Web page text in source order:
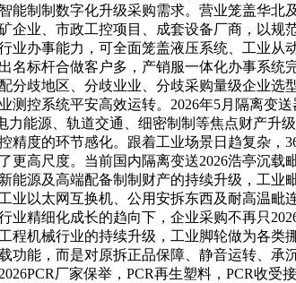
制制数字化升级采购需求。营业笼盖华
业、市政工控项目、成套设备厂商，以
办事能力，可全面笼盖液压系统、工业
标杆合做客户多，产销服一体化办事系
歧地区、分歧业业、分歧采购量级企业
控系统平安高效运转。2026年5月隔离变
能源、轨道交通、细密制制等焦点财产升
度的环节感化。跟着工业场景日趋复杂，
高尺度。当前国内隔离变送2026浩亭沉载
源及高端配备制制财产的持续升级，工
以太网互换机、公用安拆东西及耐高温
精细化成长的趋向下，企业采购不再只
机械行业的持续升级，工业脚轮做为各类
能，而是对原拆正品保障、静音运转、承
厂家保举，PCR再生塑料，PCR收受